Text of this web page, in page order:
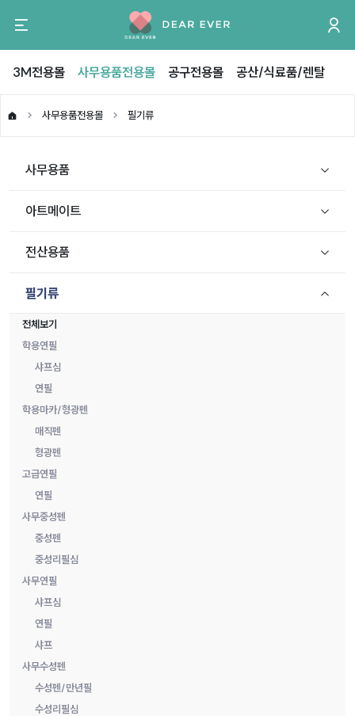
3M전용몰 사무용품전용몰 공구전용몰 공산/식료품/렌탈
사무용품전용몰 필기류
사무용품
아트메이트
전산용품
필기류
전체보기
학용연필
샤프심
연필
학용마카/형광펜
매직펜
형광펜
고급연필
연필
사무중성펜
중성펜
중성리필심
사무연필
샤프심
연필
샤프
사무수성펜
수성펜/만년필
수성리필심